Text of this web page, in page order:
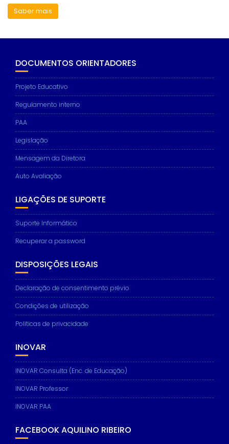
Saber mais
DOCUMENTOS ORIENTADORES
Projeto Educativo
Regulamento interno
PAA
Legislação
Mensagem da Diretora
Auto Avaliação
LIGAÇÕES DE SUPORTE
Suporte Informático
Recuperar a password
DISPOSIÇÕES LEGAIS
Declaração de consentimento prévio
Condições de utilização
Politicas de privacidade
INOVAR
INOVAR Consulta (Enc. de Educação)
INOVAR Professor
INOVAR PAA
FACEBOOK AQUILINO RIBEIRO